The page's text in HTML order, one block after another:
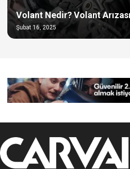
Volant Nedir? Volant
Şubat 16, 2025